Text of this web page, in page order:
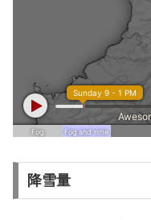
降雪量